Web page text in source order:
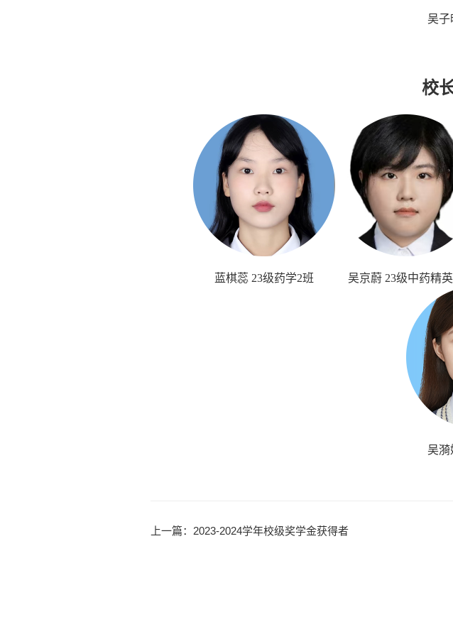
吴子
校
蓝棋蕊 23级药学2班 吴京蔚 23级中药精
吴漪
上一篇： 2023-2024学年校级奖学金获得者